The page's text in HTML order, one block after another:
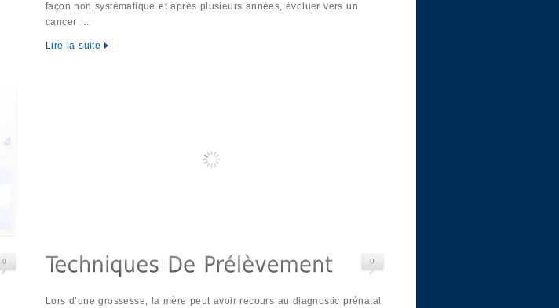
façon non systématique et après plusieurs années, évoluer vers un
cancer …
Lire la suite
0 0
Lors d’une grossesse, la mère peut avoir recours au diagnostic prénatal